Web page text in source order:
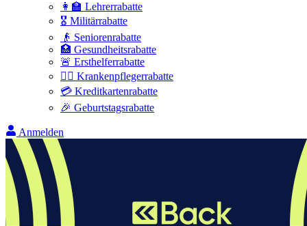
👩‍🏫 Lehrerrabatte
🎖️ Militärrabatte
👴 Seniorenrabatte
🏥 Gesundheitsrabatte
🚨 Ersthelferrabatte
👩‍⚕️ Krankenpflegerrabatte
💳 Kreditkartenrabatte
🎉 Geburtstagsrabatte
Anmelden